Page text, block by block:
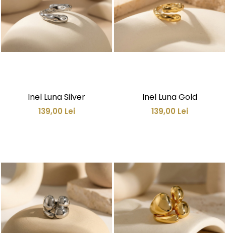
Inel Luna Silver
139,00 Lei
Inel Luna Gold
139,00 Lei